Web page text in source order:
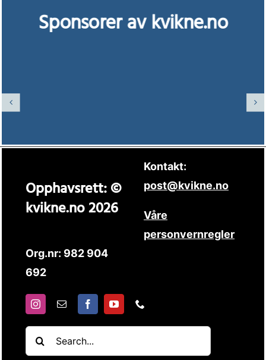
Sponsorer av kvikne.no
Opphavsrett: ©
kvikne.no 2026
Org.nr: 982 904
692
Kontakt:
post@kvikne.no
Våre
personvernregler
Søk
etter: